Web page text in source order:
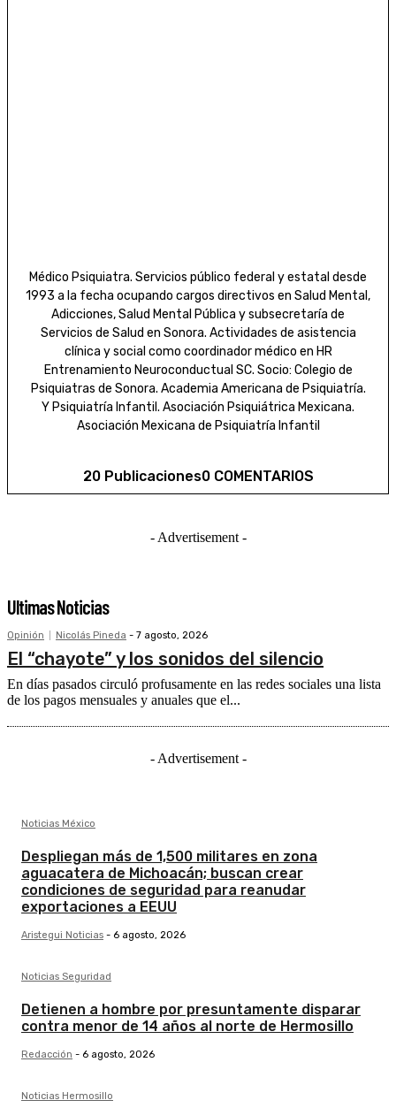
Médico Psiquiatra. Servicios público federal y estatal desde
1993 a la fecha ocupando cargos directivos en Salud Mental,
Adicciones, Salud Mental Pública y subsecretaría de
Servicios de Salud en Sonora. Actividades de asistencia
clínica y social como coordinador médico en HR
Entrenamiento Neuroconductual SC. Socio: Colegio de
Psiquiatras de Sonora. Academia Americana de Psiquiatría.
Y Psiquiatría Infantil. Asociación Psiquiátrica Mexicana.
Asociación Mexicana de Psiquiatría Infantil
20 Publicaciones0 COMENTARIOS
- Advertisement -
Ultimas Noticias
Opinión Nicolás Pineda - 7 agosto, 2026
El “chayote” y los sonidos del silencio
En días pasados circuló profusamente en las redes sociales una lista
de los pagos mensuales y anuales que el...
- Advertisement -
Noticias México
Despliegan más de 1,500 militares en zona
aguacatera de Michoacán; buscan crear
condiciones de seguridad para reanudar
exportaciones a EEUU
Aristegui Noticias - 6 agosto, 2026
Noticias Seguridad
Detienen a hombre por presuntamente disparar
contra menor de 14 años al norte de Hermosillo
Redacción - 6 agosto, 2026
Noticias Hermosillo